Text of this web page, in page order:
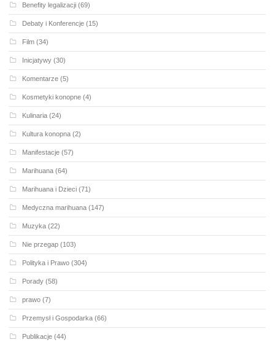
Benefity legalizacji (69)
Debaty i Konferencje (15)
Film (34)
Inicjatywy (30)
Komentarze (5)
Kosmetyki konopne (4)
Kulinaria (24)
Kultura konopna (2)
Manifestacje (57)
Marihuana (64)
Marihuana i Dzieci (71)
Medyczna marihuana (147)
Muzyka (22)
Nie przegap (103)
Polityka i Prawo (304)
Porady (58)
prawo (7)
Przemysł i Gospodarka (66)
Publikacje (44)